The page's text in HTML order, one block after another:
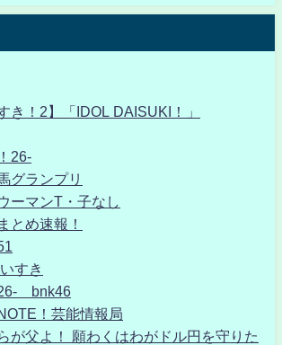
き！2】「IDOL DAISUKI！」
26-
グランプリ
ーマンT・子なし
とめ速報！
すき
bnk46
！芸能情報局
が父よ！ 願わくはわがドル円を守りた